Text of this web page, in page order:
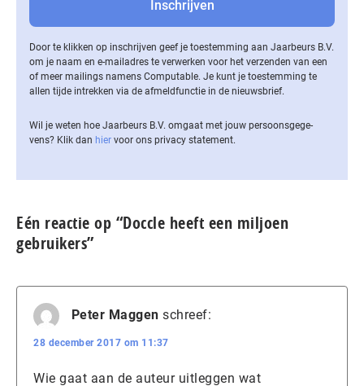
Door te klikken op inschrijven geef je toestemming aan Jaarbeurs B.V.
om je naam en e-mailadres te verwerken voor het verzenden van een
of meer mailings namens Computable. Je kunt je toestemming te
allen tijde intrekken via de af­meld­func­tie in de nieuwsbrief.
Wil je weten hoe Jaarbeurs B.V. omgaat met jouw per­soons­ge­ge­
vens? Klik dan hier voor ons privacy statement.
Eén reactie op “Doccle heeft een miljoen
gebruikers”
Peter Maggen schreef:
28 december 2017 om 11:37
Wie gaat aan de auteur uitleggen wat